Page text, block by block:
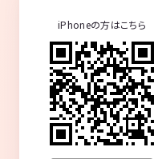
iPhoneの方はこちら